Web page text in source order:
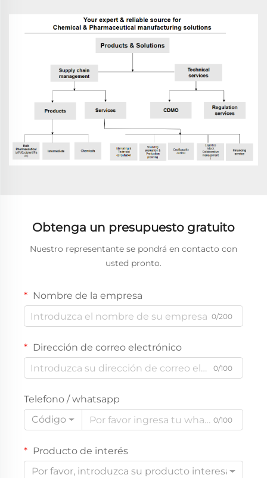
Obtenga un presupuesto gratuito
Nuestro representante se pondrá en contacto con
usted pronto.
Nombre de la empresa
0/200
Dirección de correo electrónico
0/100
Telefono / whatsapp
Código
0/100
Producto de interés
Por favor, introduzca su producto interesado